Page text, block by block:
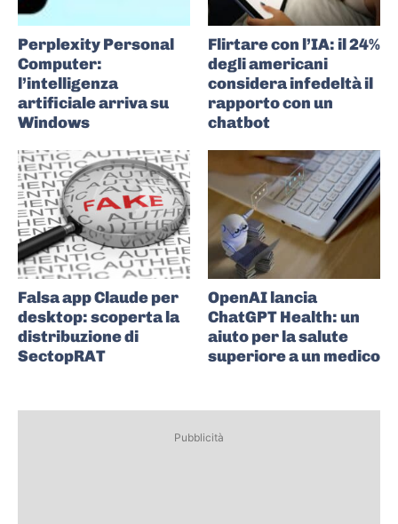
Perplexity Personal
Computer:
l’intelligenza
artificiale arriva su
Windows
Flirtare con l’IA: il 24%
degli americani
considera infedeltà il
rapporto con un
chatbot
Falsa app Claude per
desktop: scoperta la
distribuzione di
SectopRAT
OpenAI lancia
ChatGPT Health: un
aiuto per la salute
superiore a un medico
Pubblicità